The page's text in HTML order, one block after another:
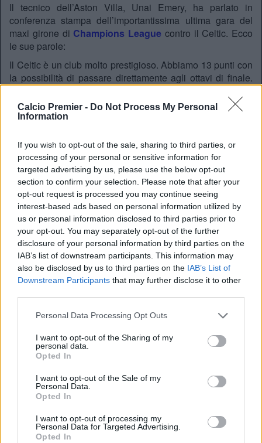
Calcio Premier - Do Not Process My Personal
Information
If you wish to opt-out of the sale, sharing to third parties, or
processing of your personal or sensitive information for
targeted advertising by us, please use the below opt-out
section to confirm your selection. Please note that after your
opt-out request is processed you may continue seeing
interest-based ads based on personal information utilized by
us or personal information disclosed to third parties prior to
your opt-out. You may separately opt-out of the further
disclosure of your personal information by third parties on the
IAB’s list of downstream participants. This information may
also be disclosed by us to third parties on the IAB’s List of
Downstream Participants that may further disclose it to other
Personal Data Processing Opt Outs
I want to opt-out of the Sharing of my
personal data.
Opted In
I want to opt-out of the Sale of my
Personal Data.
Opted In
I want to opt-out of processing my
Personal Data for Targeted Advertising.
Opted In
Il tecnico dell’Aston Villa, Unai Emery, ha parlato in
conferenza stampa dell’importantissima ultima gara del
maxi girone di Champions League contro il Celtic. Ecco
le sue parole:
Il Celtic è un club molto prestigioso. Abbiamo 13 punti con
la possibilità di passare direttamente agli ottavi di finale.
Domani, oltre all’importanza della qualificazione, ci sarà la
voglia di riscattare la sconfitta con il Monaco.
tifosie alla fine guarderemo i risultati delle altre squadre
Gli infortunati
Vedremo Tyrome Mingsquesto pomeriggio (ieri), ci
alleneremo e decideremo tutti i giocatori titolari contro il
Celtic. Se sarà disponibile giocherà, in caso contrario
abbiamo tanti calciatori in grado di sostituirlo. Lucas Digne
per esempio può giocare al suo posto visto la sua grande
versatilità. Abbiamo diversi infortunati, ma questa è una
cosa che hanno tutti
Anno di Fondazione:1874
Stadio:Villa Park (42.682)